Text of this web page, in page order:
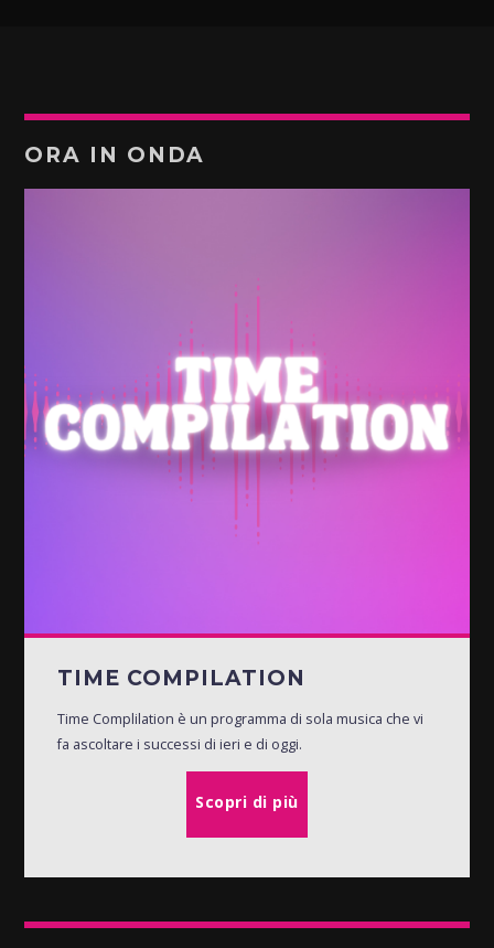
ORA IN ONDA
TIME COMPILATION
Time Complilation è un programma di sola musica che vi
fa ascoltare i successi di ieri e di oggi.
Scopri di più